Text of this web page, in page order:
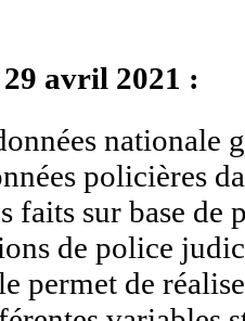
29 avril 2021 :
nationale
policières
faits sur base de
de police
permet de